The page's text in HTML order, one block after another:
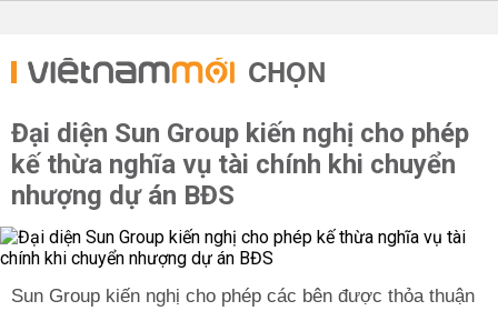
CHỌN
Đại diện Sun Group kiến nghị cho phép
kế thừa nghĩa vụ tài chính khi chuyển
nhượng dự án BĐS
Sun Group kiến nghị cho phép các bên được thỏa thuận